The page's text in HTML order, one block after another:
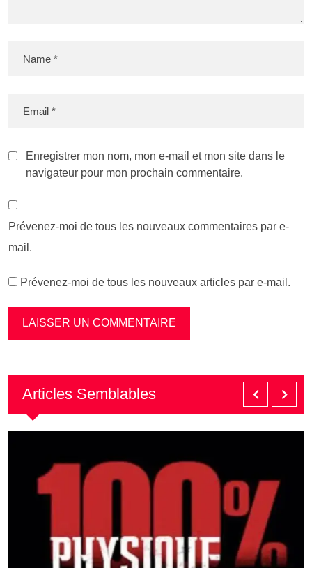
Enregistrer mon nom, mon e-mail et mon site dans le
navigateur pour mon prochain commentaire.
Prévenez-moi de tous les nouveaux commentaires par e-
mail.
Prévenez-moi de tous les nouveaux articles par e-mail.
Articles Semblables